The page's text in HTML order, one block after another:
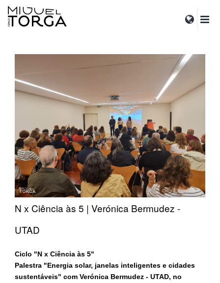
N x Ciência às 5 | Verónica Bermudez -
UTAD
Ciclo "N x Ciência às 5"
Palestra "Energia solar, janelas inteligentes e cidades
sustentáveis" com Verónica Bermudez - UTAD, no